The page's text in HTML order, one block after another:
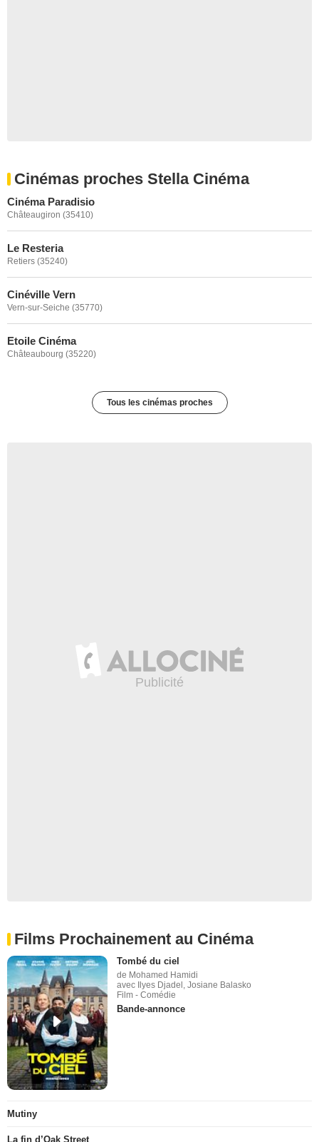
Cinémas proches Stella Cinéma
Cinéma Paradisio
Châteaugiron (35410)
Le Resteria
Retiers (35240)
Cinéville Vern
Vern-sur-Seiche (35770)
Etoile Cinéma
Châteaubourg (35220)
Tous les cinémas proches
Films Prochainement au Cinéma
Tombé du ciel
de Mohamed Hamidi
avec Ilyes Djadel, Josiane Balasko
Film - Comédie
Bande-annonce
Mutiny
La fin d’Oak Street